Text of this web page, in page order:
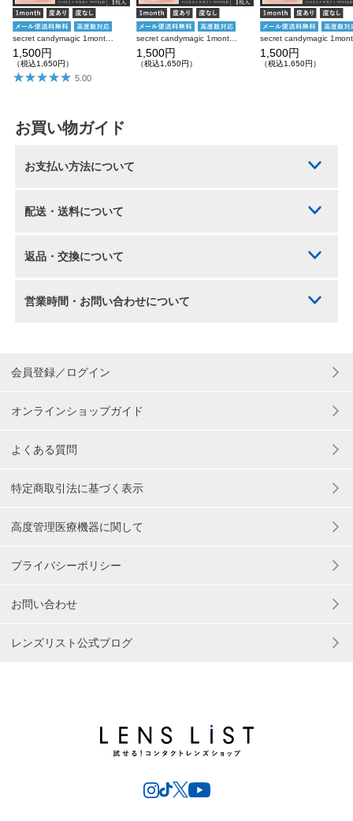
secret candymagic 1month ラメブラウン 度あり 度なし 1枚入り×2箱 計2枚 シークレットキャンディーマジック カラコン
1,500円
（税込1,650円）
5.00
secret candymagic 1month バターブラウン 度あり 度なし 1枚入り×2箱 計2枚 シークレットキャンディーマジック カラコン
1,500円
（税込1,650円）
1,500円
（税込1,650円）
お買い物ガイド
お支払い方法について
配送・送料について
返品・交換について
営業時間・お問い合わせについて
会員登録／ログイン
オンラインショップガイド
よくある質問
特定商取引法に基づく表示
高度管理医療機器に関して
プライバシーポリシー
お問い合わせ
レンズリスト公式ブログ